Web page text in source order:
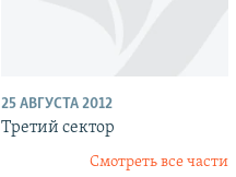
25 АВГУСТА 2012
Третий сектор
Смотреть все части